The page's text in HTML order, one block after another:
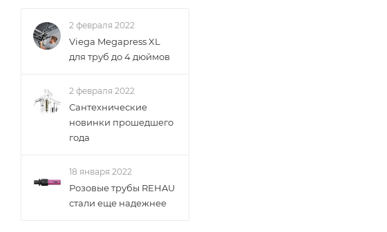
2 февраля 2022
Viega Megapress XL
для труб до 4 дюймов
2 февраля 2022
Сантехнические
новинки прошедшего
года
18 января 2022
Розовые трубы REHAU
стали еще надежнее